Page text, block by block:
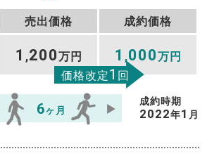
売出価格 成約価格
1 ,200万円 1 ,000万円
価格改定1 回
6ヶ月
成約時期
2022年1 月